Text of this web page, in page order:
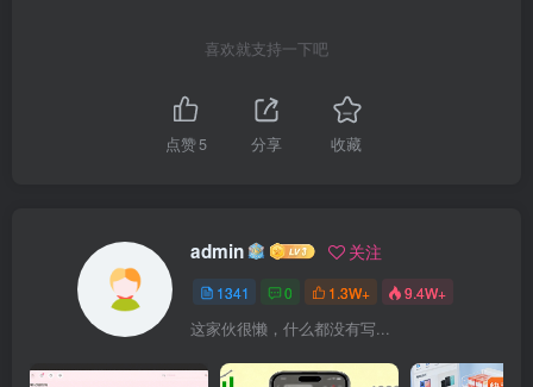
喜欢就支持一下吧
点赞5 分享 收藏
admin 关注
1341 0 1.3W+ 9.4W+
这家伙很懒，什么都没有写...